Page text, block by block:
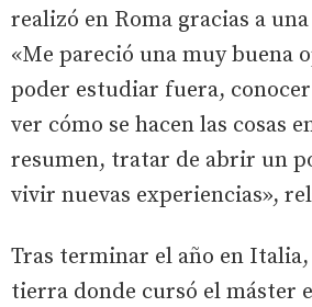
realizó en Roma gracias a
«Me pareció una muy buena
poder estudiar fuera,
ver cómo se hacen las cosas
resumen, tratar de abrir un
vivir nuevas experiencias»,
Tras terminar el año en
tierra donde cursó el máster